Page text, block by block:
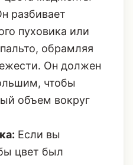
Шарф из
материала (как
мадженты -
разбивает
пуховика или
обрамляя
Он должен
чтобы
объем вокруг